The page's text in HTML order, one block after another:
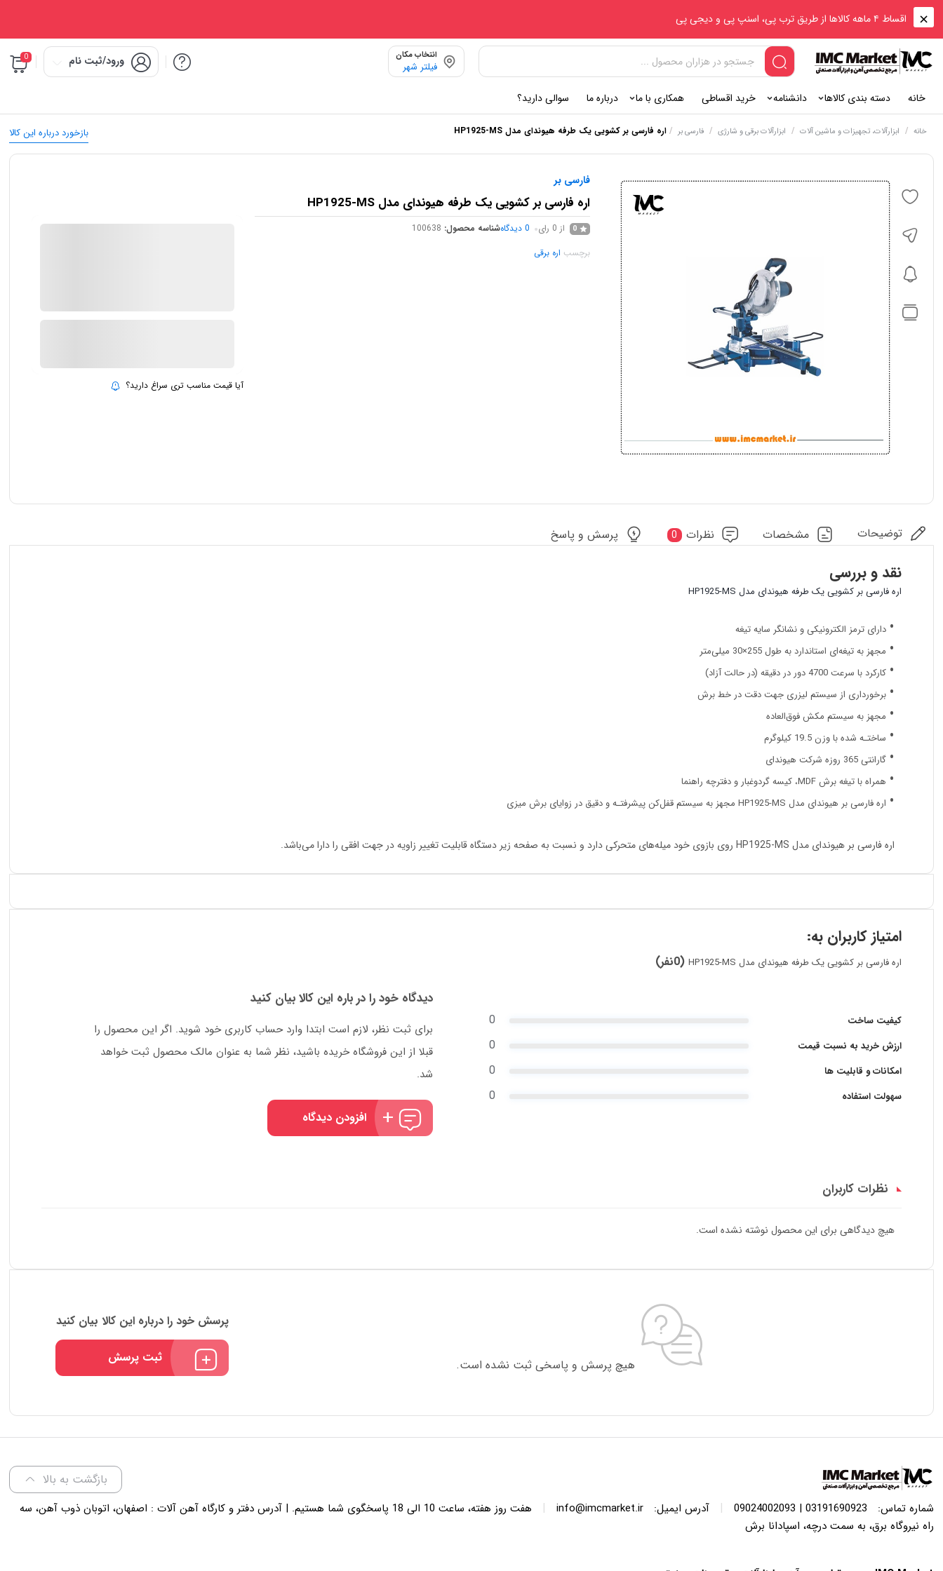
اقساط ۴ ماهه کالاها از طریق ترب پی، اسنپ پی و دیجی پی
انتخاب مکان
فیلتر شهر ورود/ثبت نام 0
خانه دسته بندی کالاها دانشنامه خرید اقساطی همکاری با ما درباره ما سوالی دارید؟
بازخورد درباره این کالا خانه / ابزارآلات، تجهیزات و ماشین آلات / ابزارآلات برقی و شارژی / فارسی بر /اره فارسی بر کشویی یک طرفه هیوندای مدل HP1925-MS
فارسی بر
اره فارسی بر کشویی یک طرفه هیوندای مدل HP1925-MS
0 از 0 رای 0 دیدگاهشناسه محصول: 100638
برچسب اره برقی
آیا قیمت مناسب تری سراغ دارید؟
توضیحات مشخصات نظرات 0 پرسش و پاسخ
نقد و بررسی
اره فارسی بر کشویی یک طرفه هیوندای مدل HP1925-MS
دارای ترمز الکترونیکی و نشانگر سایه تیغه
مجهز به تیغه‌ای استاندارد به طول 255
×30 میلی‌متر
کارکرد با سرعت 4700 دور در دقیقه (در حالت آزاد)
برخورداری از سیستم لیزری جهت دقت در خط برش
مجهز به سیستم مکش فوق‌العاده
ساختـه شد‌ه با وزن 19.5 کیلوگرم
گارانتی 365 روزه شرکت هیوندای
همراه با تیغه برش MDF، کیسه گردوغبار و دفترچه راهنما
اره فارسی بر هیوندای مدل HP1925-MS مجهز به سیستم قفل‌کن پیشرفتـه و دقیق در زوایای برش میزی
اره فارسی بر هیوندای مدل HP1925-MS روی بازوی خود میله‌های متحرکی دارد و نسبت به صفحه زیر دستگاه قابلیت تغییر زاویه در جهت افقی را دارا می‌باشد.
امتیاز کاربران به:
اره فارسی بر کشویی یک طرفه هیوندای مدل HP1925-MS (0نفر)
کیفیت ساخت 0
ارزش خرید به نسبت قیمت 0
امکانات و قابلیت ها 0
سهولت استفاده 0
دیدگاه خود را در باره این کالا بیان کنید
برای ثبت نظر، لازم است ابتدا وارد حساب کاربری خود شوید. اگر این محصول را
قبلا از این فروشگاه خریده باشید، نظر شما به عنوان مالک محصول ثبت خواهد
شد.
افزودن دیدگاه
نظرات کاربران
هیچ دیدگاهی برای این محصول نوشته نشده است.
هیچ پرسش و پاسخی ثبت نشده است.
پرسش خود را درباره این کالا بیان کنید
ثبت پرسش
بازگشت به بالا
شماره تماس: 03191690923 | 09024002093
| آدرس ایمیل: info@imcmarket.ir
|
هفت روز هفته، ساعت 10 الی 18 پاسخگوی شما هستیم. | آدرس دفتر و کارگاه آهن آلات : اصفهان، اتوبان ذوب آهن، سه
راه نیروگاه برق، به سمت درچه، اسپادانا برش